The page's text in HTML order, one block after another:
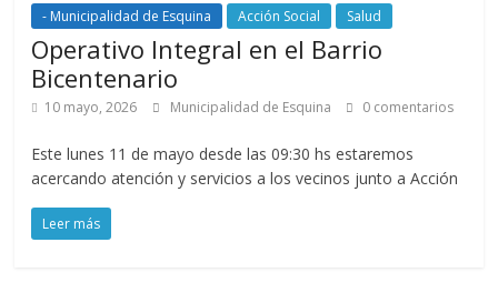
- Municipalidad de Esquina Acción Social Salud
Operativo Integral en el Barrio
Bicentenario
10 mayo, 2026 Municipalidad de Esquina 0 comentarios
Este lunes 11 de mayo desde las 09:30 hs estaremos
acercando atención y servicios a los vecinos junto a Acción
Leer más